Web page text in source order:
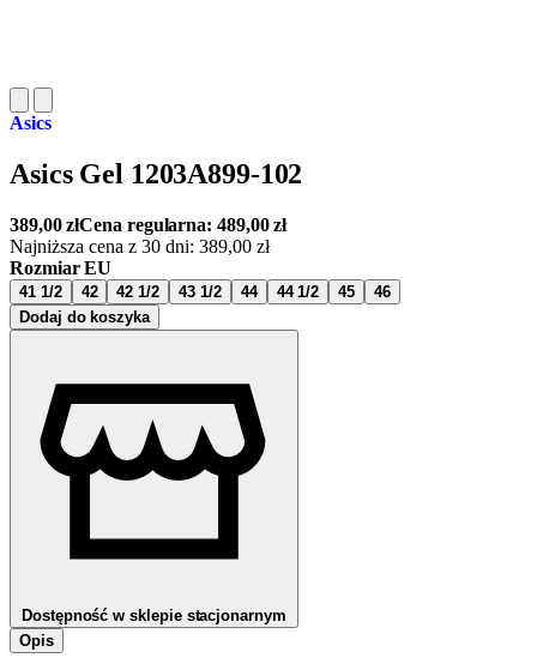
Asics
Asics Gel 1203A899-102
389,00złCena regularna:489,00zł
Najniższa cena z 30 dni: 389,00 zł
Rozmiar EU
41 1/2 42 42 1/2 43 1/2 44 44 1/2 45
46
Dodaj do koszyka
Dostępność w sklepie stacjonarnym
Opis